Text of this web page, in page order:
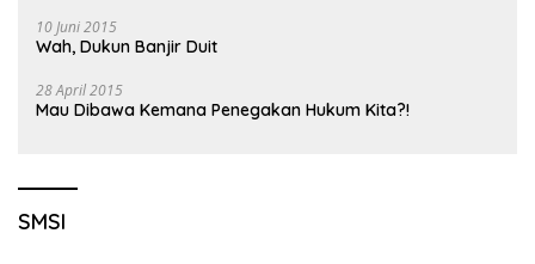
10 Juni 2015
Wah, Dukun Banjir Duit
28 April 2015
Mau Dibawa Kemana Penegakan Hukum Kita?!
SMSI